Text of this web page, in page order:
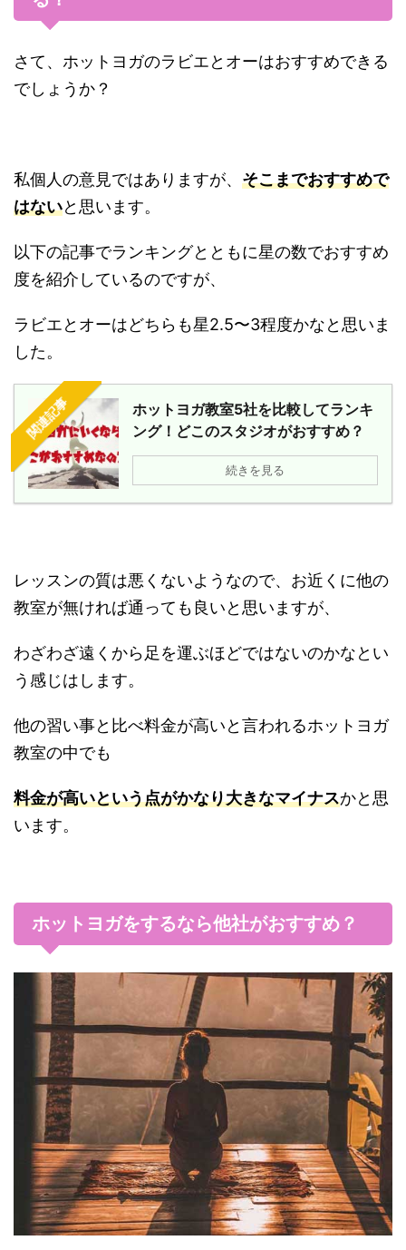
さて、ホットヨガのラビエとオーはおすすめできる
でしょうか？
私個人の意見ではありますが、 そこまでおすすめで
はないと思います。
以下の記事でランキングとともに星の数でおすすめ
度を紹介しているのですが、
ラビエとオーはどちらも星2.5〜3程度かなと思いま
した。
関連記事
ホットヨガ教室5社を比較してランキ
ング！どこのスタジオがおすすめ？
続きを見る
レッスンの質は悪くないようなので、お近くに他の
教室が無ければ通っても良いと思いますが、
わざわざ遠くから足を運ぶほどではないのかなとい
う感じはします。
他の習い事と比べ料金が高いと言われるホットヨガ
教室の中でも
料金が高いという点がかなり大きなマイナスかと思
います。
ホットヨガをするなら他社がおすすめ？